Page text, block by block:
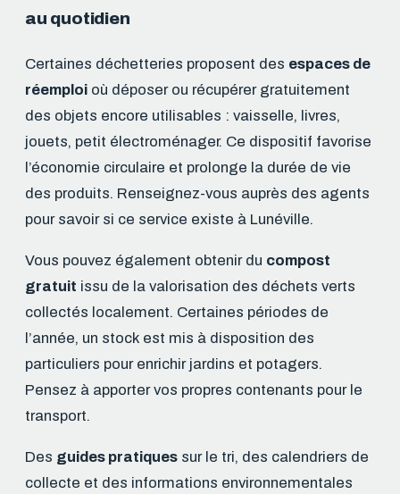
au quotidien
Certaines déchetteries proposent des espaces de
réemploi où déposer ou récupérer gratuitement
des objets encore utilisables : vaisselle, livres,
jouets, petit électroménager. Ce dispositif favorise
l’économie circulaire et prolonge la durée de vie
des produits. Renseignez-vous auprès des agents
pour savoir si ce service existe à Lunéville.
Vous pouvez également obtenir du compost
gratuit issu de la valorisation des déchets verts
collectés localement. Certaines périodes de
l’année, un stock est mis à disposition des
particuliers pour enrichir jardins et potagers.
Pensez à apporter vos propres contenants pour le
transport.
Des guides pratiques sur le tri, des calendriers de
collecte et des informations environnementales